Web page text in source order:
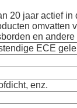
20 jaar actief in
en andere
ECE
enz.